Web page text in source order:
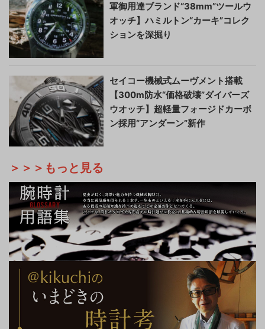
軍御用達ブランド“38mm”ツールウ
オッチ】ハミルトン“カーキ”コレク
ションを深掘り
セイコー機械式ムーヴメント搭載
【300m防水“価格破壊”ダイバーズ
ウオッチ】超軽量フォージドカーボ
ン採用“アンダーン”新作
＞＞＞もっと見る